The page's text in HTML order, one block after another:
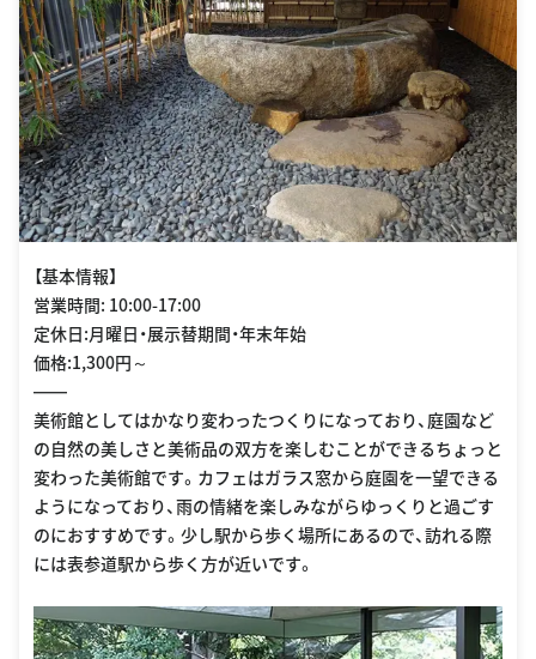
【基本情報】
営業時間: 10:00-17:00
定休日:月曜日・展示替期間・年末年始
価格:1,300円～
――
美術館としてはかなり変わったつくりになっており、庭園など
の自然の美しさと美術品の双方を楽しむことができるちょっと
変わった美術館です。カフェはガラス窓から庭園を一望できる
ようになっており、雨の情緒を楽しみながらゆっくりと過ごす
のにおすすめです。少し駅から歩く場所にあるので、訪れる際
には表参道駅から歩く方が近いです。